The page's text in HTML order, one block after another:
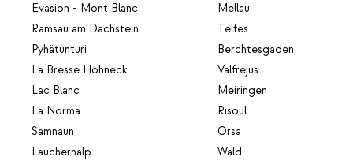
Evasion - Mont Blanc
Ramsau am Dachstein
Pyhätunturi
La Bresse Hohneck
Lac Blanc
La Norma
Samnaun
Lauchernalp
Mellau
Telfes
Berchtesgaden
Valfréjus
Meiringen
Risoul
Orsa
Wald